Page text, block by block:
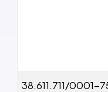
38.611.711/0001-